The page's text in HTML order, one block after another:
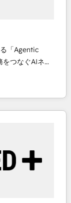
「Agentic
Eliteの実装
AIエージェン
ケティング・営
築します。意
。 1️⃣